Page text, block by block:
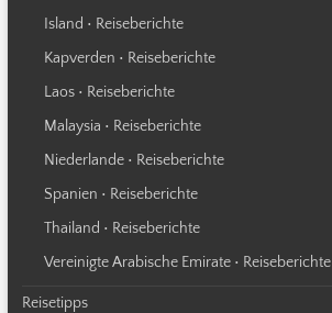
Island • Reiseberichte
Kapverden • Reiseberichte
Laos • Reiseberichte
Malaysia • Reiseberichte
Niederlande • Reiseberichte
Spanien • Reiseberichte
Thailand • Reiseberichte
Vereinigte Arabische Emirate • Reiseberichte
Reisetipps